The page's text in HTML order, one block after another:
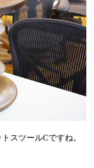
スツールCですね。